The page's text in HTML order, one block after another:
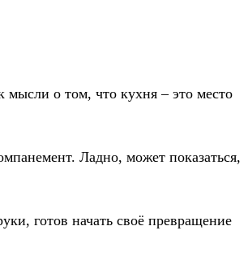
мысли о том, что кухня – это место
Ладно, может показаться,
готов начать своё превращение